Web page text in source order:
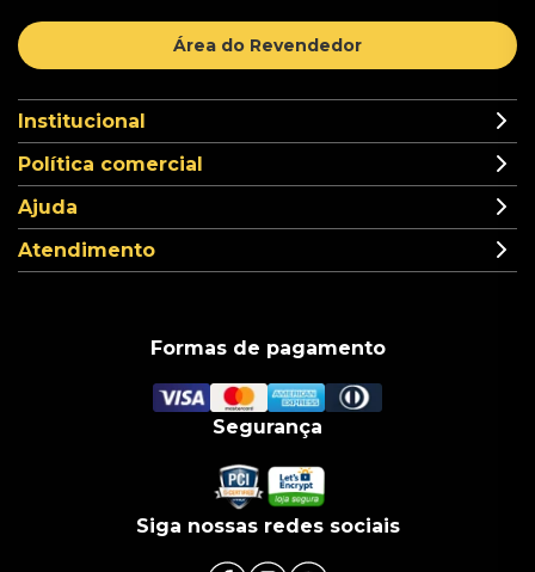
Área do Revendedor
Institucional
Política comercial
Ajuda
Atendimento
Formas de pagamento
Segurança
Siga nossas redes sociais